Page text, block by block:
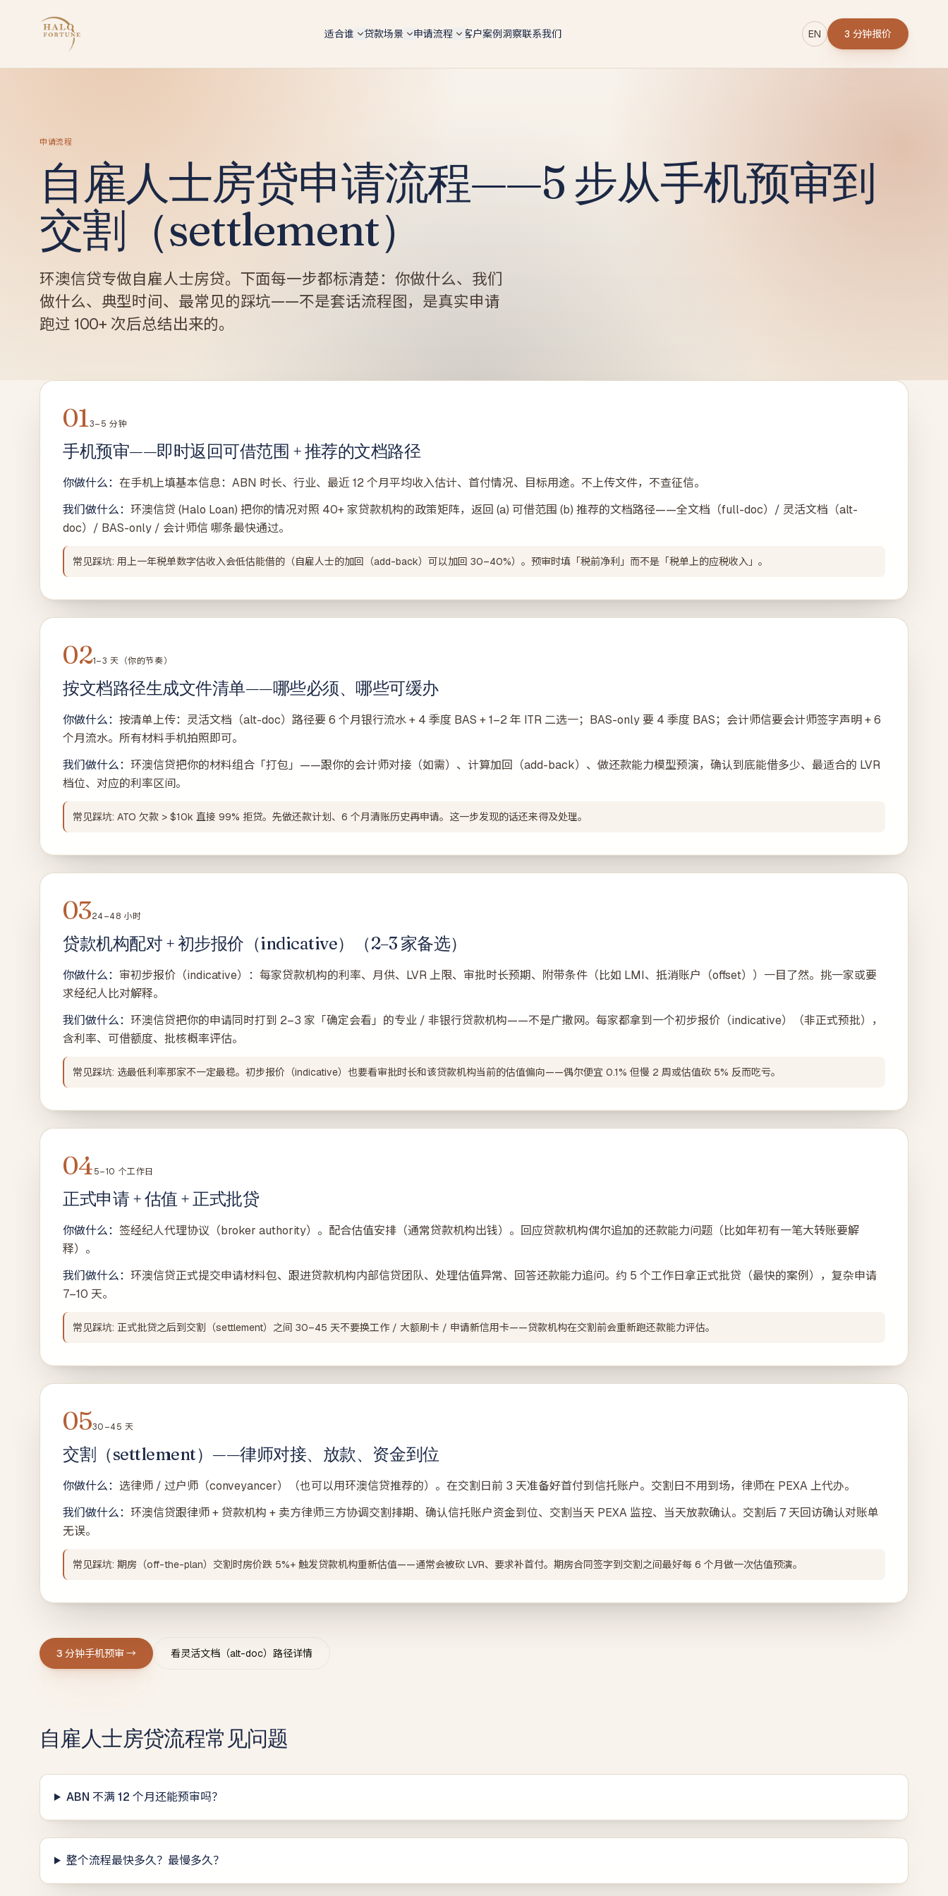
适合谁
自雇人士（总览）
电工 / 水管工 / 建筑工 — 现金 + 工资单 hybrid 收入
餐饮老板
餐厅 / 咖啡馆 / 酒吧 — 现金入账打包专项
墨尔本贷款经纪人
墨尔本本地自雇房贷专家 · 按区找经纪人（Box Hill /
墨尔本自雇人士
Carlton 餐饮 / Box Hill IT / CBD 设计师 — 本地 suburb
风险地图
贷款场景
6 大场景总览
建房 Construction
商业 Commercial
套现 Cash-out
申请流程
5 步申请流程
Alt-doc 灵活文件
BAS + 流水 + 会计师信组合替代 2 年税单 · 18 家 lender
BAS-only 季报路径
建筑贷款
自建 / 推倒重建 · 分阶段放款 progress payments
买楼花 · 交割估值缺口提前压测
客户案例洞察联系我们 EN 3 分钟报价
申请流程
自雇人士房贷申请流程——5 步从手机预审到
交割（settlement）
环澳信贷专做自雇人士房贷。下面每一步都标清楚：你做什么、我们
做什么、典型时间、最常见的踩坑——不是套话流程图，是真实申请
跑过 100+ 次后总结出来的。
013–5 分钟
手机预审——即时返回可借范围 + 推荐的文档路径
你做什么： 在手机上填基本信息：ABN 时长、行业、最近 12 个月平均收入估计、首付情况、目标用途。不上传文件，不查征信。
我们做什么： 环澳信贷 (Halo Loan) 把你的情况对照 40+ 家贷款机构的政策矩阵，返回 (a) 可借范围 (b) 推荐的文档路径——全文档（full-doc）/ 灵活文档（alt-
doc）/ BAS-only / 会计师信 哪条最快通过。
常见踩坑: 用上一年税单数字估收入会低估能借的（自雇人士的加回（add-back）可以加回 30–40%）。预审时填「税前净利」而不是「税单上的应税收入」。
021–3 天（你的节奏）
按文档路径生成文件清单——哪些必须、哪些可缓办
你做什么： 按清单上传：灵活文档（alt-doc）路径要 6 个月银行流水 + 4 季度 BAS + 1–2 年 ITR 二选一；BAS-only 要 4 季度 BAS；会计师信要会计师签字声明 + 6
个月流水。所有材料手机拍照即可。
我们做什么： 环澳信贷把你的材料组合「打包」——跟你的会计师对接（如需）、计算加回（add-back）、做还款能力模型预演，确认到底能借多少、最适合的 LVR
档位、对应的利率区间。
常见踩坑: ATO 欠款 > $10k 直接 99% 拒贷。先做还款计划、6 个月清账历史再申请。这一步发现的话还来得及处理。
0324–48 小时
贷款机构配对 + 初步报价（indicative）（2–3 家备选）
你做什么： 审初步报价（indicative）：每家贷款机构的利率、月供、LVR 上限、审批时长预期、附带条件（比如 LMI、抵消账户（offset））一目了然。挑一家或要
求经纪人比对解释。
我们做什么： 环澳信贷把你的申请同时打到 2–3 家「确定会看」的专业 / 非银行贷款机构——不是广撒网。每家都拿到一个初步报价（indicative）（非正式预批），
含利率、可借额度、批核概率评估。
常见踩坑: 选最低利率那家不一定最稳。初步报价（indicative）也要看审批时长和该贷款机构当前的估值偏向——偶尔便宜 0.1% 但慢 2 周或估值砍 5% 反而吃亏。
045–10 个工作日
正式申请 + 估值 + 正式批贷
你做什么： 签经纪人代理协议（broker authority）。配合估值安排（通常贷款机构出钱）。回应贷款机构偶尔追加的还款能力问题（比如年初有一笔大转账要解
释）。
我们做什么： 环澳信贷正式提交申请材料包、跟进贷款机构内部信贷团队、处理估值异常、回答还款能力追问。约 5 个工作日拿正式批贷（最快的案例），复杂申请
7–10 天。
常见踩坑: 正式批贷之后到交割（settlement）之间 30–45 天不要换工作 / 大额刷卡 / 申请新信用卡——贷款机构在交割前会重新跑还款能力评估。
0530–45 天
交割（settlement）——律师对接、放款、资金到位
你做什么： 选律师 / 过户师（conveyancer）（也可以用环澳信贷推荐的）。在交割日前 3 天准备好首付到信托账户。交割日不用到场，律师在 PEXA 上代办。
我们做什么： 环澳信贷跟律师 + 贷款机构 + 卖方律师三方协调交割排期、确认信托账户资金到位、交割当天 PEXA 监控、当天放款确认。交割后 7 天回访确认对账单
无误。
常见踩坑: 期房（off-the-plan）交割时房价跌 5%+ 触发贷款机构重新估值——通常会被砍 LVR、要求补首付。期房合同签字到交割之间最好每 6 个月做一次估值预演。
3 分钟手机预审 → 看灵活文档（alt-doc）路径详情
自雇人士房贷流程常见问题
ABN 不满 12 个月还能预审吗？
整个流程最快多久？最慢多久？